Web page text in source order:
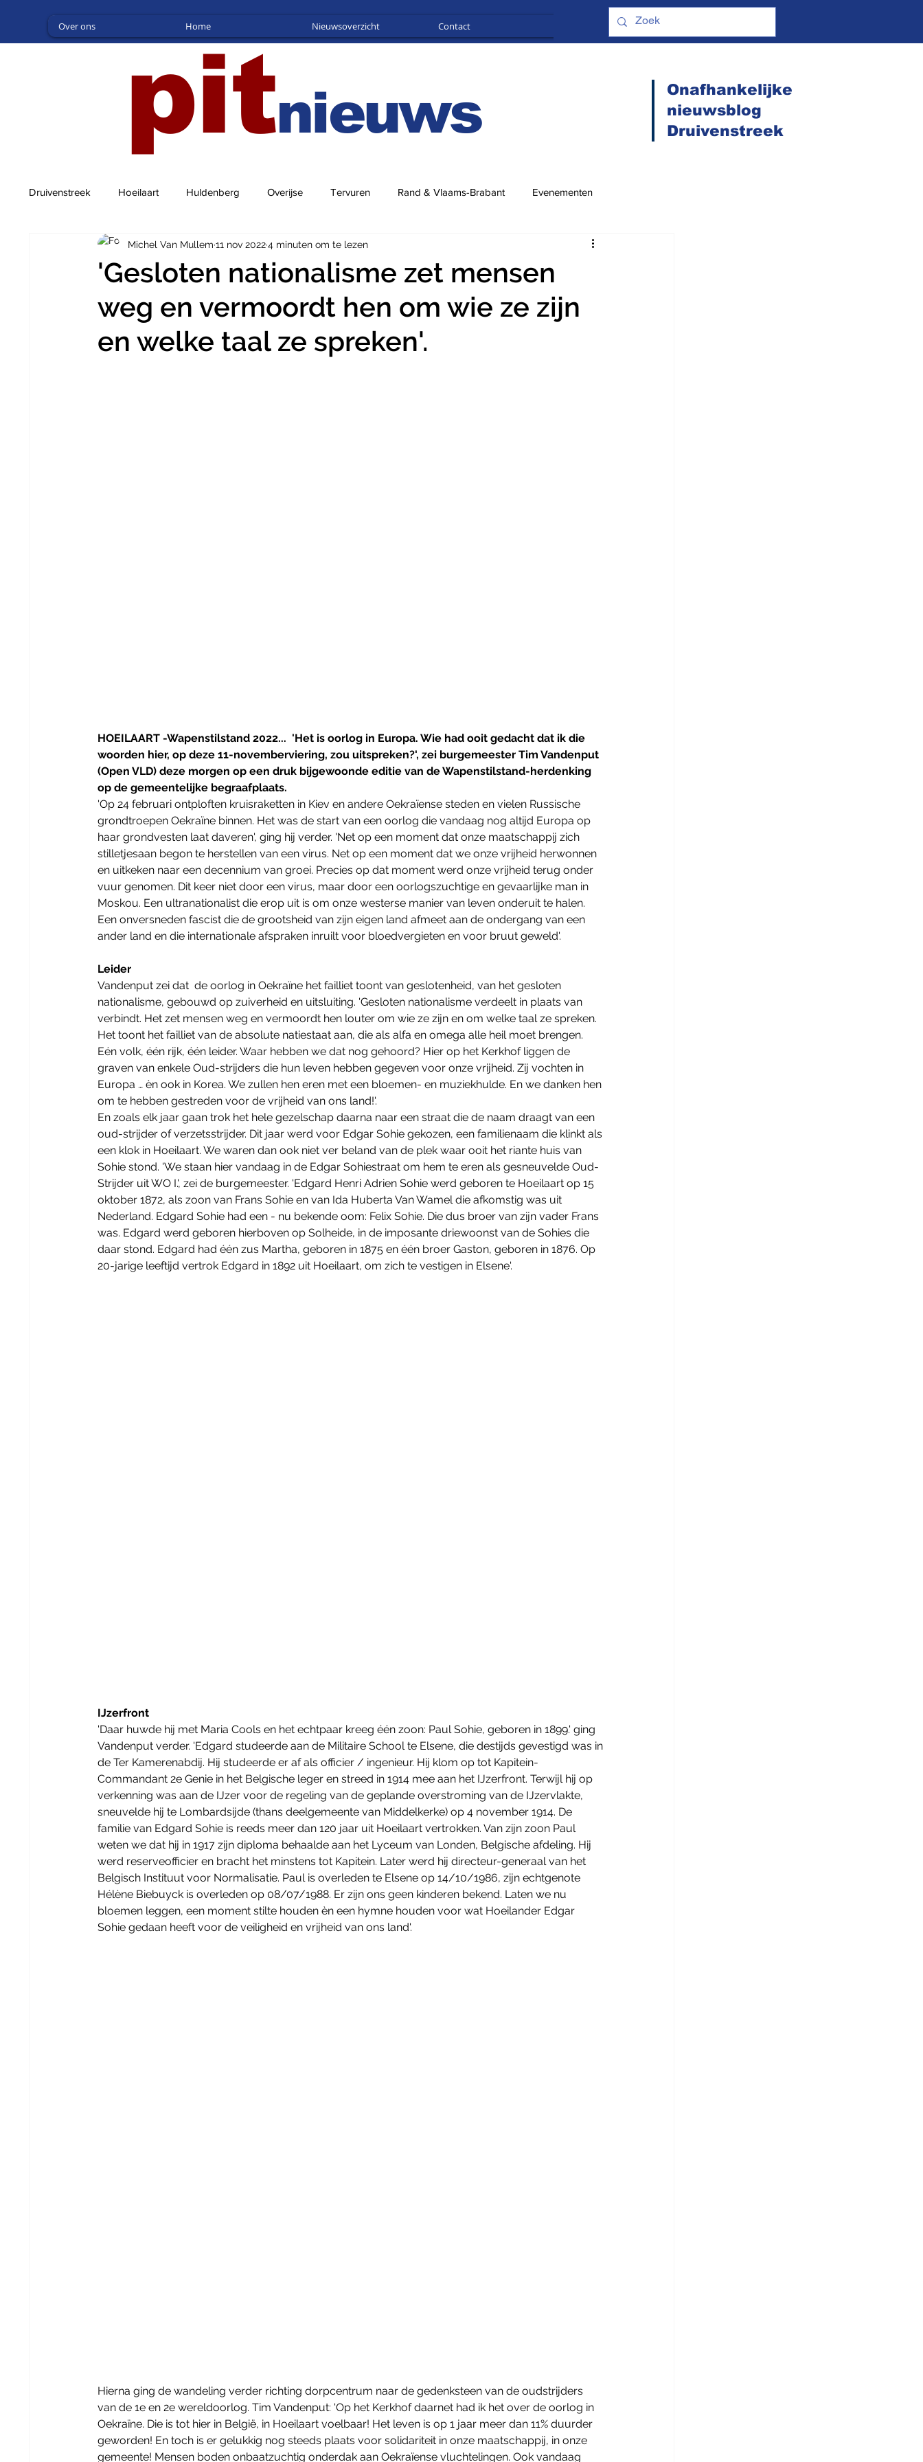
Over ons Home Nieuwsoverzicht Contact
pitnieuws
Onafhankelijke
nieuwsblog
Druivenstreek
Druivenstreek Hoeilaart Huldenberg Overijse Tervuren Rand & Vlaams-Brabant Evenementen
'Gesloten nationalisme zet mensen
weg en vermoordt hen om wie ze zijn
en welke taal ze spreken'.
Michel Van Mullem 11 nov 20224 minuten om te lezen
HOEILAART -Wapenstilstand 2022...  'Het is oorlog in Europa. Wie had ooit gedacht dat ik die
woorden hier, op deze 11-novemberviering, zou uitspreken?', zei burgemeester Tim Vandenput
(Open VLD) deze morgen op een druk bijgewoonde editie van de Wapenstilstand-herdenking
op de gemeentelijke begraafplaats.
'Op 24 februari ontploften kruisraketten in Kiev en andere Oekraïense steden en vielen Russische
grondtroepen Oekraïne binnen. Het was de start van een oorlog die vandaag nog altijd Europa op
haar grondvesten laat daveren', ging hij verder. 'Net op een moment dat onze maatschappij zich
stilletjesaan begon te herstellen van een virus. Net op een moment dat we onze vrijheid herwonnen
en uitkeken naar een decennium van groei. Precies op dat moment werd onze vrijheid terug onder
vuur genomen. Dit keer niet door een virus, maar door een oorlogszuchtige en gevaarlijke man in
Moskou. Een ultranationalist die erop uit is om onze westerse manier van leven onderuit te halen.
Een onversneden fascist die de grootsheid van zijn eigen land afmeet aan de ondergang van een
ander land en die internationale afspraken inruilt voor bloedvergieten en voor bruut geweld'.
Leider
Vandenput zei dat  de oorlog in Oekraïne het failliet toont van geslotenheid, van het gesloten
nationalisme, gebouwd op zuiverheid en uitsluiting. 'Gesloten nationalisme verdeelt in plaats van
verbindt. Het zet mensen weg en vermoordt hen louter om wie ze zijn en om welke taal ze spreken.
Het toont het failliet van de absolute natiestaat aan, die als alfa en omega alle heil moet brengen.
Eén volk, één rijk, één leider. Waar hebben we dat nog gehoord? Hier op het Kerkhof liggen de
graven van enkele Oud-strijders die hun leven hebben gegeven voor onze vrijheid. Zij vochten in
Europa … èn ook in Korea. We zullen hen eren met een bloemen- en muziekhulde. En we danken hen
om te hebben gestreden voor de vrijheid van ons land!'.
En zoals elk jaar gaan trok het hele gezelschap daarna naar een straat die de naam draagt van een
oud-strijder of verzetsstrijder. Dit jaar werd voor Edgar Sohie gekozen, een familienaam die klinkt als
een klok in Hoeilaart. We waren dan ook niet ver beland van de plek waar ooit het riante huis van
Sohie stond. 'We staan hier vandaag in de Edgar Sohiestraat om hem te eren als gesneuvelde Oud-
Strijder uit WO I.', zei de burgemeester. 'Edgard Henri Adrien Sohie werd geboren te Hoeilaart op 15
oktober 1872, als zoon van Frans Sohie en van Ida Huberta Van Wamel die afkomstig was uit
Nederland. Edgard Sohie had een - nu bekende oom: Felix Sohie. Die dus broer van zijn vader Frans
was. Edgard werd geboren hierboven op Solheide, in de imposante driewoonst van de Sohies die
daar stond. Edgard had één zus Martha, geboren in 1875 en één broer Gaston, geboren in 1876. Op
20-jarige leeftijd vertrok Edgard in 1892 uit Hoeilaart, om zich te vestigen in Elsene'.
IJzerfront
'Daar huwde hij met Maria Cools en het echtpaar kreeg één zoon: Paul Sohie, geboren in 1899.' ging
Vandenput verder. 'Edgard studeerde aan de Militaire School te Elsene, die destijds gevestigd was in
de Ter Kamerenabdij. Hij studeerde er af als officier / ingenieur. Hij klom op tot Kapitein-
Commandant 2e Genie in het Belgische leger en streed in 1914 mee aan het IJzerfront. Terwijl hij op
verkenning was aan de IJzer voor de regeling van de geplande overstroming van de IJzervlakte,
sneuvelde hij te Lombardsijde (thans deelgemeente van Middelkerke) op 4 november 1914. De
familie van Edgard Sohie is reeds meer dan 120 jaar uit Hoeilaart vertrokken. Van zijn zoon Paul
weten we dat hij in 1917 zijn diploma behaalde aan het Lyceum van Londen, Belgische afdeling. Hij
werd reserveofficier en bracht het minstens tot Kapitein. Later werd hij directeur-generaal van het
Belgisch Instituut voor Normalisatie. Paul is overleden te Elsene op 14/10/1986, zijn echtgenote
Hélène Biebuyck is overleden op 08/07/1988. Er zijn ons geen kinderen bekend. Laten we nu
bloemen leggen, een moment stilte houden èn een hymne houden voor wat Hoeilander Edgar
Sohie gedaan heeft voor de veiligheid en vrijheid van ons land'.
Hierna ging de wandeling verder richting dorpcentrum naar de gedenksteen van de oudstrijders
van de 1e en 2e wereldoorlog. Tim Vandenput: 'Op het Kerkhof daarnet had ik het over de oorlog in
Oekraïne. Die is tot hier in België, in Hoeilaart voelbaar! Het leven is op 1 jaar meer dan 11% duurder
geworden! En toch is er gelukkig nog steeds plaats voor solidariteit in onze maatschappij, in onze
gemeente! Mensen boden onbaatzuchtig onderdak aan Oekraïense vluchtelingen. Ook vandaag